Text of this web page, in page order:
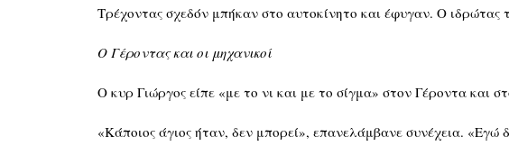
Τρέχοντας σχεδόν μπήκαν στο αυτοκίνητο και έφυγαν. Ο
Ο Γέροντας και οι μηχανικοί
Ο κυρ Γιώργος είπε «με το νι και με το σίγμα» στον Γέροντα και
«Κάποιος άγιος ήταν, δεν μπορεί», επανελάμβανε συνέχεια.